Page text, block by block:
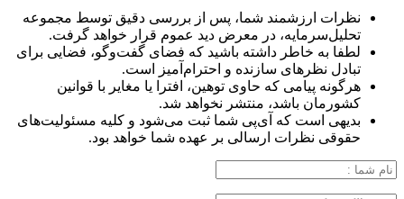
نظرات ارزشمند شما، پس از بررسی دقیق توسط مجموعه
تحلیل‌سرمایه، در معرض دید عموم قرار خواهد گرفت.
لطفا به خاطر داشته باشید که فضای گفت‌وگو، فضایی برای
تبادل نظرهای سازنده و احترام‌آمیز است.
هرگونه پیامی که حاوی توهین، افترا یا مغایر با قوانین
کشورمان باشد، منتشر نخواهد شد.
بدیهی است که آی‌پی شما ثبت می‌شود و کلیه مسئولیت‌های
حقوقی نظرات ارسالی بر عهده شما خواهد بود.